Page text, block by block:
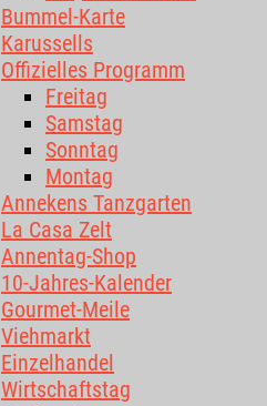
Bummel-Karte
Karussells
Offizielles Programm
Freitag
Samstag
Sonntag
Montag
Annekens Tanzgarten
La Casa Zelt
Annentag-Shop
10-Jahres-Kalender
Gourmet-Meile
Viehmarkt
Einzelhandel
Wirtschaftstag